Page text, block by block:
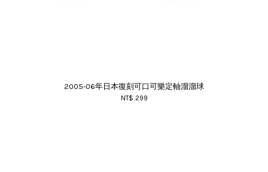
2005-06年日本復刻可口可樂定軸溜溜球
NT$ 299